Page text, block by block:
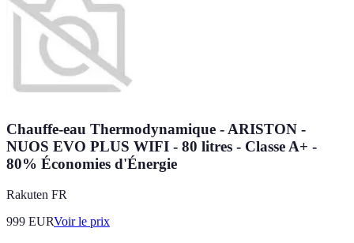
Chauffe-eau Thermodynamique - ARISTON -
NUOS EVO PLUS WIFI - 80 litres - Classe A+ -
80% Économies d'Énergie
Rakuten FR
999 EURVoir le prix